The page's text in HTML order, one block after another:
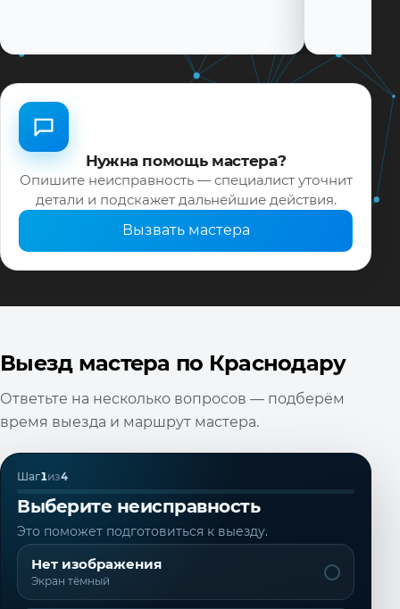
Нужна помощь мастера?
Опишите неисправность — специалист уточнит
детали и подскажет дальнейшие действия.
Вызвать мастера
Выезд мастера по Краснодару
Ответьте на несколько вопросов — подберём
время выезда и маршрут мастера.
Шаг1из4
Выберите неисправность
Это поможет подготовиться к выезду.
Нет изображения
Экран тёмный